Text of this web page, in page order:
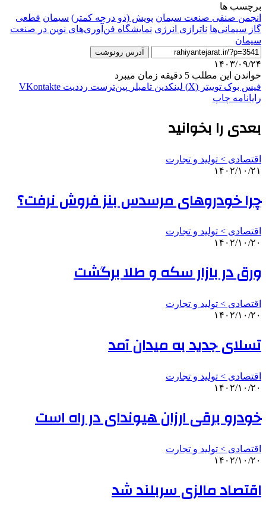
برچسب ها
انجمن صنفی صنعت سیمان پویش (دو درجه کمتر) سيمان قطعی
گاز سیمانی‌ها ناترازی انرژی نمایشگاه فن‌آوری‌های نوین در صنعت
سیمان
آدرس رونوشت
۱۴۰۳/۰۹/۲۴
خواندن این مطلب 5 دقیقه زمان میبرد
فیس بوک توییتر (X) لینکدین ‫تامبلر ‫پین‌ترست ‫رددیت ‫VKontakte
رایانامه چاپ
بعدی را بخوانید
اقتصادی > تولید و تجارت
۱۴۰۲/۱۰/۲۱
چرا خودروهای مرسدس بنز فروش نرفت؟
اقتصادی > تولید و تجارت
۱۴۰۲/۱۰/۲۰
ورق در بازار سکه و طلا برگشت
اقتصادی > تولید و تجارت
۱۴۰۲/۱۰/۲۰
تسلای جدید به میدان آمد
اقتصادی > تولید و تجارت
۱۴۰۲/۱۰/۲۰
خودرو برقی ارزان هیوندای در راه است
اقتصادی > تولید و تجارت
۱۴۰۲/۱۰/۲۰
اقتصاد مالزی سربلند شد